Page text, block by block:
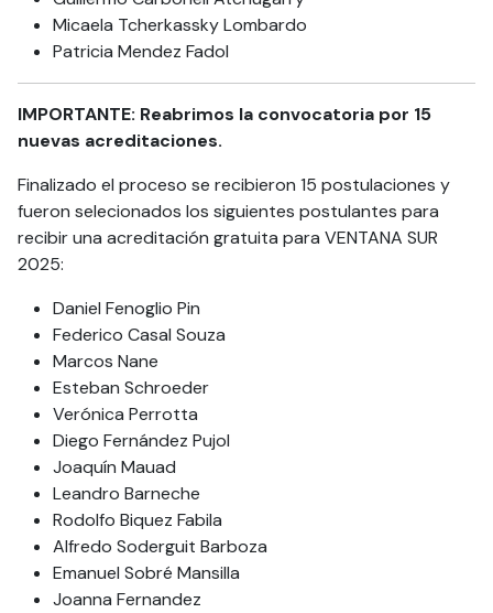
Micaela Tcherkassky Lombardo
Patricia Mendez Fadol
IMPORTANTE: Reabrimos la convocatoria por 15
nuevas acreditaciones.
Finalizado el proceso se recibieron 15 postulaciones y
fueron selecionados los siguientes postulantes para
recibir una acreditación gratuita para VENTANA SUR
2025:
Daniel Fenoglio Pin
Federico Casal Souza
Marcos Nane
Esteban Schroeder
Verónica Perrotta
Diego Fernández Pujol
Joaquín Mauad
Leandro Barneche
Rodolfo Biquez Fabila
Alfredo Soderguit Barboza
Emanuel Sobré Mansilla
Joanna Fernandez